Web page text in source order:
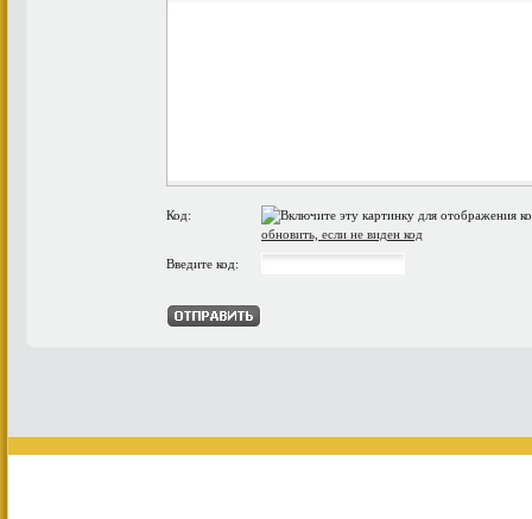
Код:
обновить, если не виден код
Введите код: